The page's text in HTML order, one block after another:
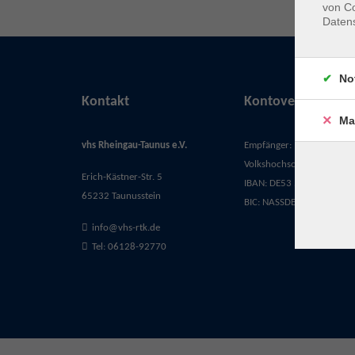
Kontakt
vhs Rheingau-Taunus e.V.
Erich-Kästner-Str. 5
65232 Taunusstein
info@vhs-rtk.de
Tel: 06128-92770
Kontoverbindung
Empfänger:
Volkshochschule Rheingau-
IBAN: DE53 5105 0015
BIC: NASSDE55XXX
von